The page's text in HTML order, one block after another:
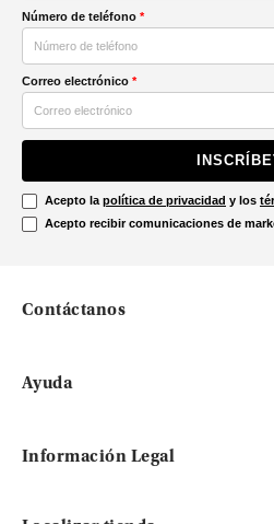
Número de teléfono *
Correo electrónico *
Acepto la política de privacidad y los
Acepto recibir comunicaciones de
Contáctanos
Ayuda
Información Legal